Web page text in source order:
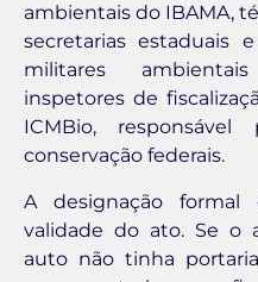
ambientais do IBAMA,
secretarias estaduais
militares
inspetores de
ICMBio,
conservação federais.
A designação
validade do ato. Se o
auto não tinha